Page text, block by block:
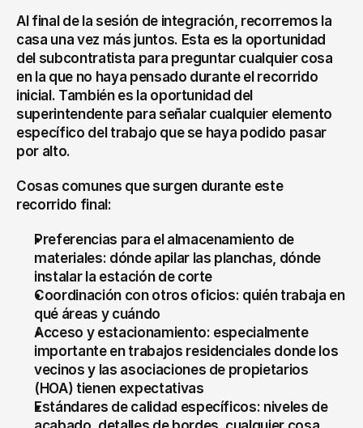
Al final de la sesión de integración, recorremos la
casa una vez más juntos. Esta es la oportunidad
del subcontratista para preguntar cualquier cosa
en la que no haya pensado durante el recorrido
inicial. También es la oportunidad del
superintendente para señalar cualquier elemento
específico del trabajo que se haya podido pasar
por alto.
Cosas comunes que surgen durante este
recorrido final:
Preferencias para el almacenamiento de
materiales: dónde apilar las planchas, dónde
instalar la estación de corte
Coordinación con otros oficios: quién trabaja en
qué áreas y cuándo
Acceso y estacionamiento: especialmente
importante en trabajos residenciales donde los
vecinos y las asociaciones de propietarios
(HOA) tienen expectativas
Estándares de calidad específicos: niveles de